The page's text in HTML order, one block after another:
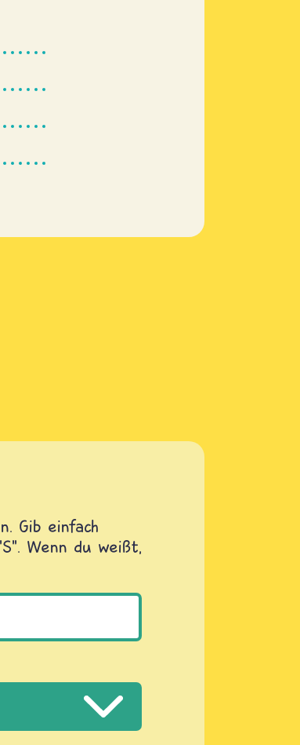
Gib einfach
Wenn du weißt,